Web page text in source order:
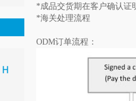
*成品交货期在客户确认证
*海关处理流程
ODM订单流程：